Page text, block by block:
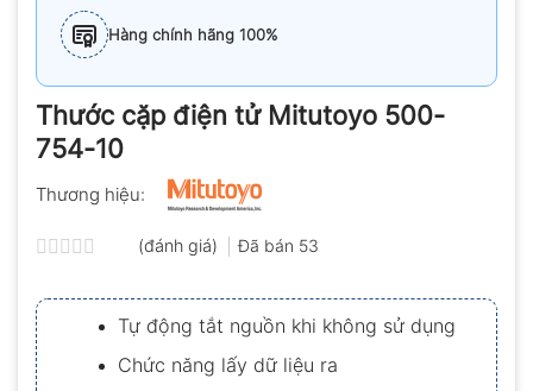
Hàng chính hãng 100%
Thước cặp điện tử Mitutoyo 500-
754-10
Thương hiệu:
xếp
hạng
0.0
5
sao
(đánh giá) Đã bán 53
Tự động tắt nguồn khi không sử dụng
Chức năng lấy dữ liệu ra